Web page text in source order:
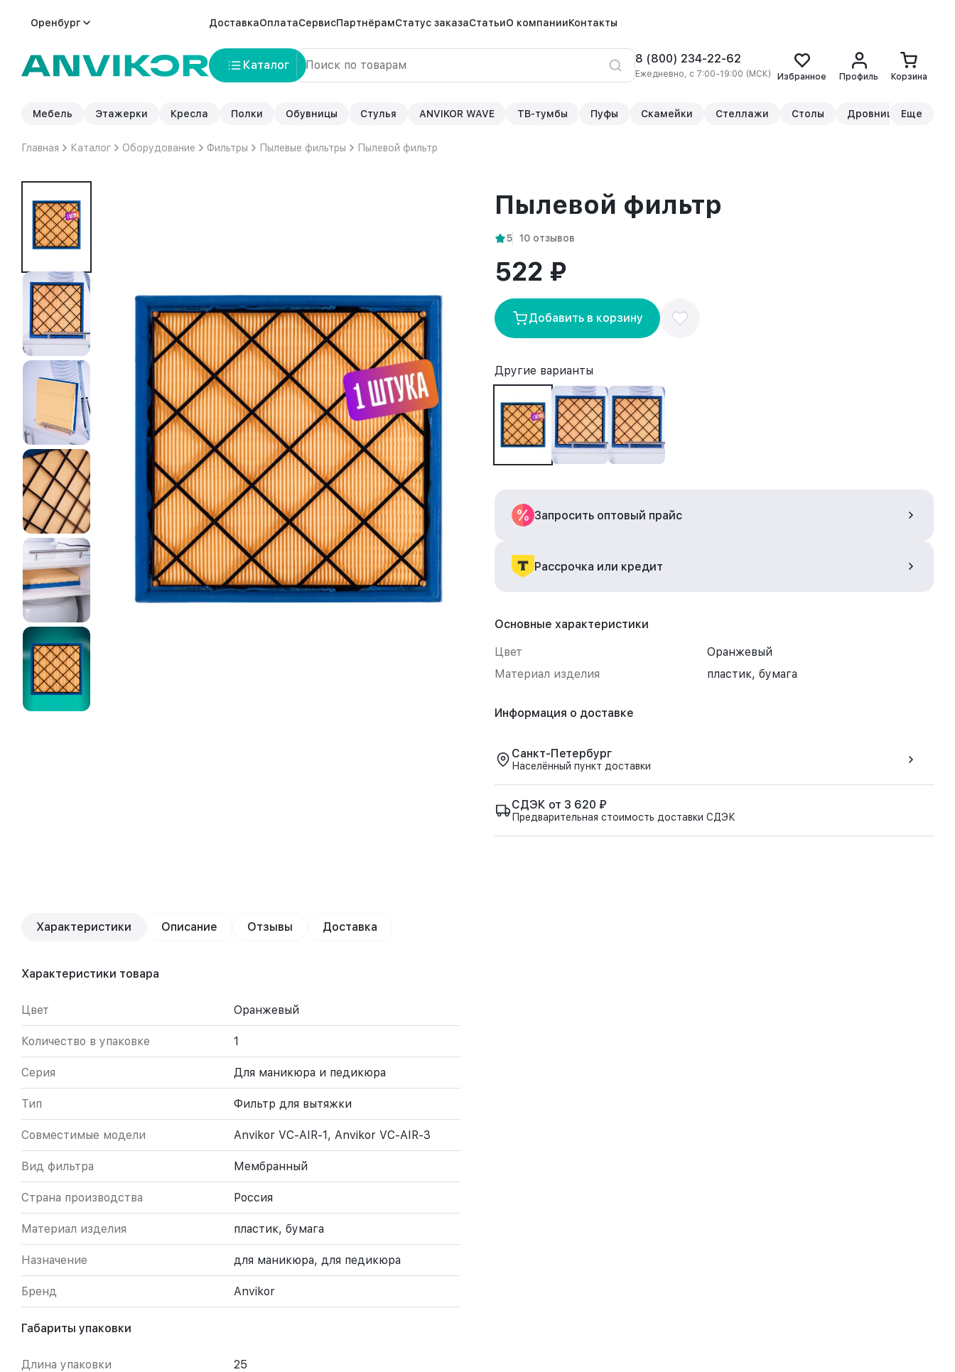
Оренбург ДоставкаОплатаСервисПартнёрамСтатус заказаСтатьиО компанииКонтакты
Каталог 8 (800) 234-22-62
Ежедневно, с 7:00-19:00 (МСК) Избранное Профиль Корзина
Мебель Этажерки Кресла Полки Обувницы Стулья ANVIKOR WAVE ТВ-тумбы Пуфы Скамейки Стеллажи Столы Дровницы Еще
Главная Каталог Оборудование Фильтры Пылевые фильтры Пылевой фильтр
Пылевой фильтр
5 10 отзывов
522 ₽
Добавить в корзину
Другие варианты
Запросить оптовый прайс
Рассрочка или кредит
Основные характеристики
Цвет
Оранжевый
Материал изделия
пластик, бумага
Информация о доставке
Санкт-Петербург
Населённый пункт доставки
СДЭК от 3 620 ₽
Предварительная стоимость доставки СДЭК
Характеристики Описание Отзывы Доставка
Характеристики товара
Цвет Оранжевый
Количество в упаковке 1
Серия Для маникюра и педикюра
Тип Фильтр для вытяжки
Совместимые модели Anvikor VC-AIR-1, Anvikor VC-AIR-3
Вид фильтра Мембранный
Страна производства Россия
Материал изделия пластик, бумага
Назначение для маникюра, для педикюра
Бренд Anvikor
Габариты упаковки
Длина упаковки 25